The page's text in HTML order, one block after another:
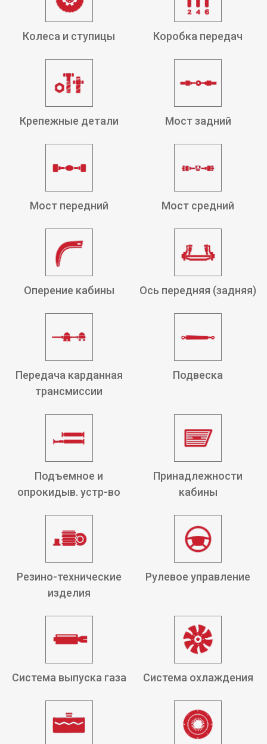
Колеса и ступицы Коробка передач
Крепежные детали Мост задний
Мост передний Мост средний
Оперение кабины Ось передняя (задняя)
Передача карданная
трансмиссии
Подвеска
Подъемное и
опрокидыв. устр-во
Принадлежности
кабины
Резино-технические
изделия
Рулевое управление
Система выпуска газа Система охлаждения